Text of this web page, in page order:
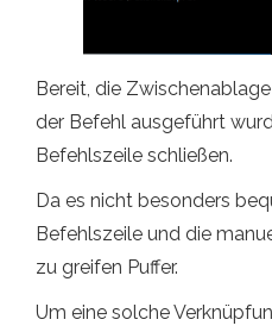
Bereit, die
der Befehl ausgeführt
Befehlszeile schließen.
Da es nicht besonders
Befehlszeile und die
zu greifen Puffer.
Um eine solche